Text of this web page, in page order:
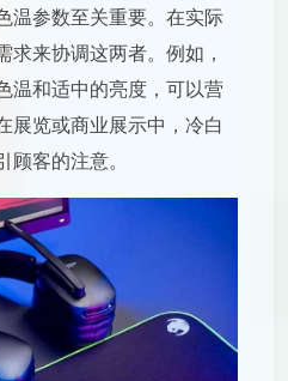
温参数至关重要。在实际
求来协调这两者。例如，
温和适中的亮度，可以营
展览或商业展示中，冷白
客的注意。